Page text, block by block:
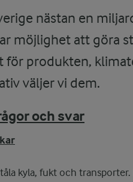
nästan en
möjlighet att göra
för produkten,
väljer vi dem.
och svar
kyla, fukt och transporter.